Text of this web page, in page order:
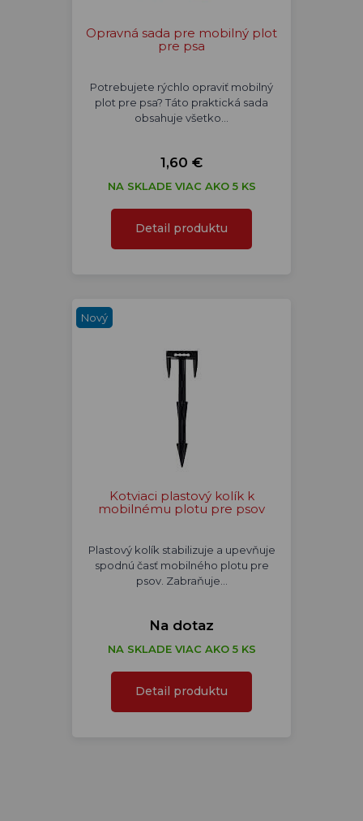
Opravná sada pre mobilný plot
pre psa
Potrebujete rýchlo opraviť mobilný
plot pre psa? Táto praktická sada
obsahuje všetko…
1,60 €
NA SKLADE VIAC AKO 5 KS
Detail produktu
Nový
Kotviaci plastový kolík k
mobilnému plotu pre psov
Plastový kolík stabilizuje a upevňuje
spodnú časť mobilného plotu pre
psov. Zabraňuje…
Na dotaz
NA SKLADE VIAC AKO 5 KS
Detail produktu